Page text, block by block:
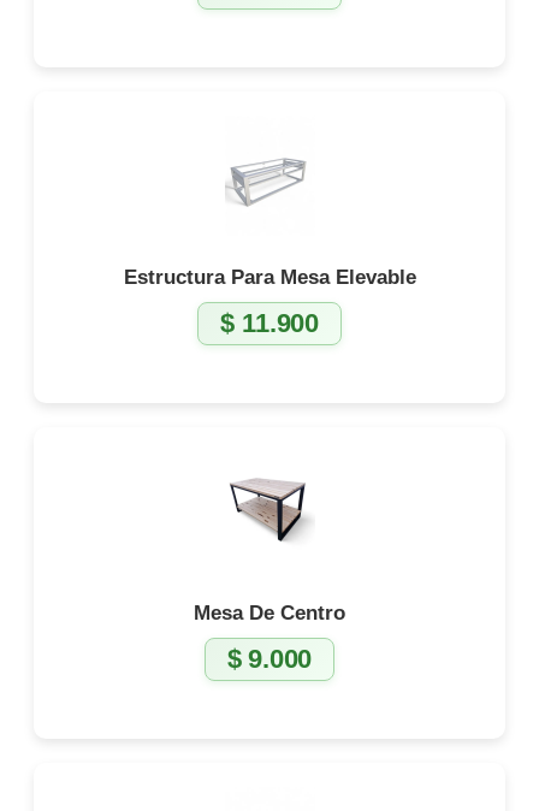
Estructura Para Mesa Elevable
$11.900
Mesa De Centro
$9.000